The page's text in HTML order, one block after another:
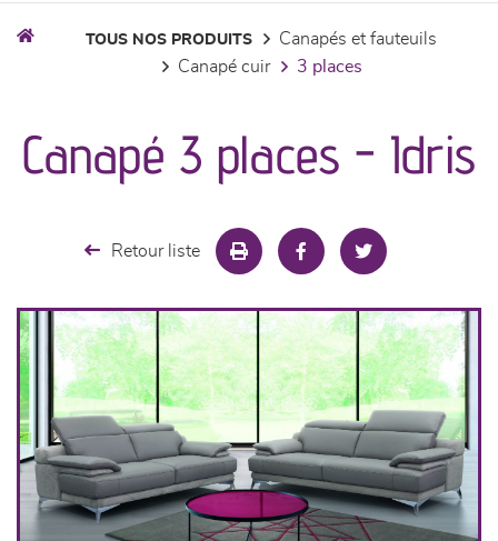
séjours
chambres et dressing
literie
cuisine & sur-mesure
décoration
TOUS NOS PRODUITS
canapés et fauteuils
canapé cuir
3 places
Canapé 3 places - Idris
Retour liste